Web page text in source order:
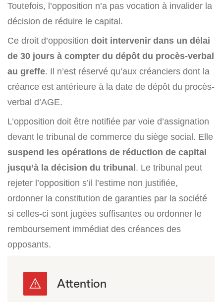
Toutefois, l’opposition n’a pas vocation à invalider la
décision de réduire le capital.
Ce droit d’opposition doit intervenir dans un délai
de 30 jours à compter du dépôt du procès-verbal
au greffe. Il n’est réservé qu’aux créanciers dont la
créance est antérieure à la date de dépôt du procès-
verbal d’AGE.
L’opposition doit être notifiée par voie d’assignation
devant le tribunal de commerce du siège social. Elle
suspend les opérations de réduction de capital
jusqu’à la décision du tribunal. Le tribunal peut
rejeter l’opposition s’il l’estime non justifiée,
ordonner la constitution de garanties par la société
si celles-ci sont jugées suffisantes ou ordonner le
remboursement immédiat des créances des
opposants.